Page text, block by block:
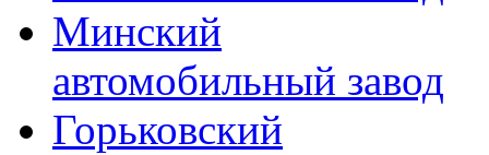
Минский
автомобильный завод
Горьковский